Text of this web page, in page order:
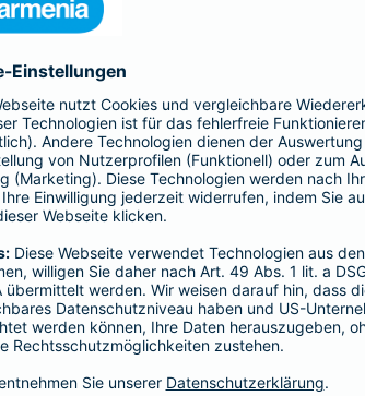
genauso selbstverständlich wie die
Vorteile der Barmenia-